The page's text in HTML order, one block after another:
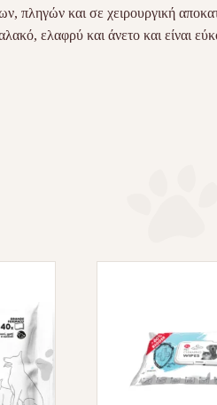
πληγών και σε χειρουργική
ελαφρύ και άνετο και είναι